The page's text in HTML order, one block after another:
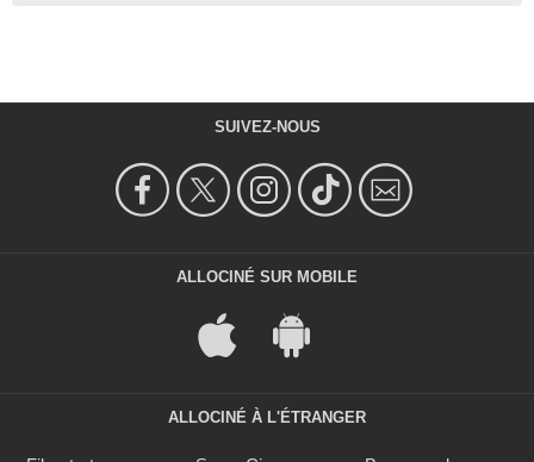
SUIVEZ-NOUS
ALLOCINÉ SUR MOBILE
ALLOCINÉ À L'ÉTRANGER